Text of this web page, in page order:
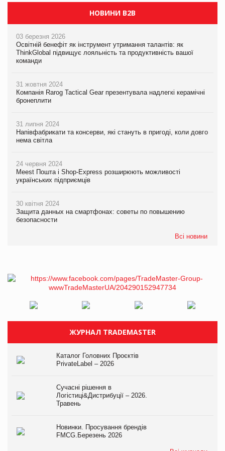
НОВИНИ B2B
03 березня 2026
Освітній бенефіт як інструмент утримання талантів: як
ThinkGlobal підвищує лояльність та продуктивність вашої
команди
31 жовтня 2024
Компанія Rarog Tactical Gear презентувала надлегкі керамічні
бронеплити
31 липня 2024
Напівфабрикати та консерви, які стануть в пригоді, коли довго
нема світла
24 червня 2024
Meest Пошта і Shop-Express розширюють можливості
українських підприємців
30 квітня 2024
Защита данных на смартфонах: советы по повышению
безопасности
Всі новини
ЖУРНАЛ TRADEMASTER
Каталог Головних Проєктів
PrivateLabel – 2026
Сучасні рішення в
Логістиці&Дистрибуції – 2026.
Травень
Новинки. Просування брендів
FMCG.Березень 2026